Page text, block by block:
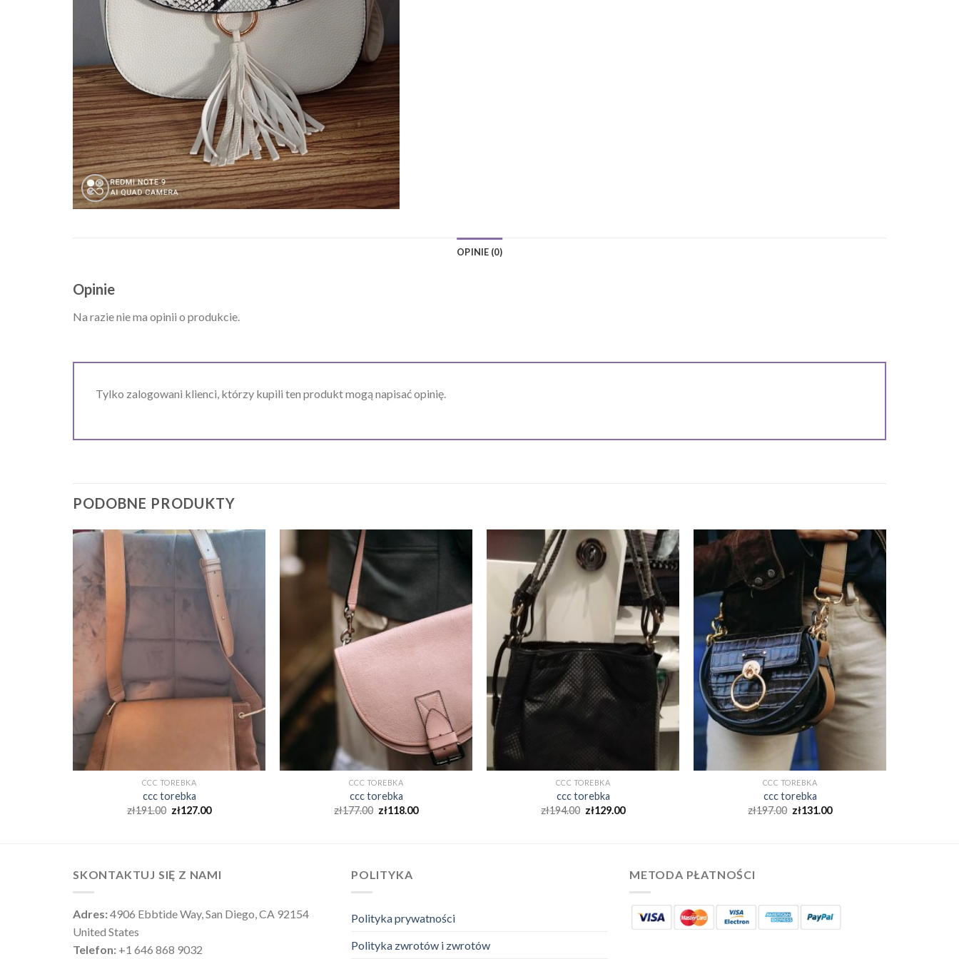
OPINIE (0)
Opinie
Na razie nie ma opinii o produkcie.
Tylko zalogowani klienci, którzy kupili ten produkt mogą napisać opinię.
PODOBNE PRODUKTY
CCC TOREBKA
ccc torebka
zł191.00 zł127.00
CCC TOREBKA
ccc torebka
zł177.00 zł118.00
CCC TOREBKA
ccc torebka
zł194.00 zł129.00
CCC TOREBKA
ccc torebka
zł197.00 zł131.00
SKONTAKTUJ SIĘ Z NAMI
Adres:4906 Ebbtide Way, San Diego, CA 92154
United States
Telefon: +1 646 868 9032
POLITYKA
Polityka prywatności
Polityka zwrotów i zwrotów
METODA PŁATNOŚCI